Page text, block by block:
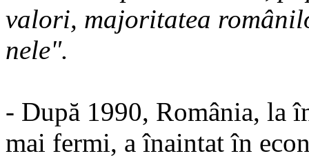
valori, ma­jo­ritatea
nele".
- După 1990, România, la
mai fermi, a înaintat în